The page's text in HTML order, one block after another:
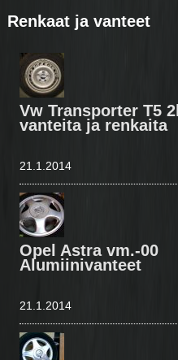
Renkaat ja vanteet
Vw Transporter T5
vanteita ja renkaita
21.1.2014
Opel Astra vm.-00
Alumiinivanteet
21.1.2014